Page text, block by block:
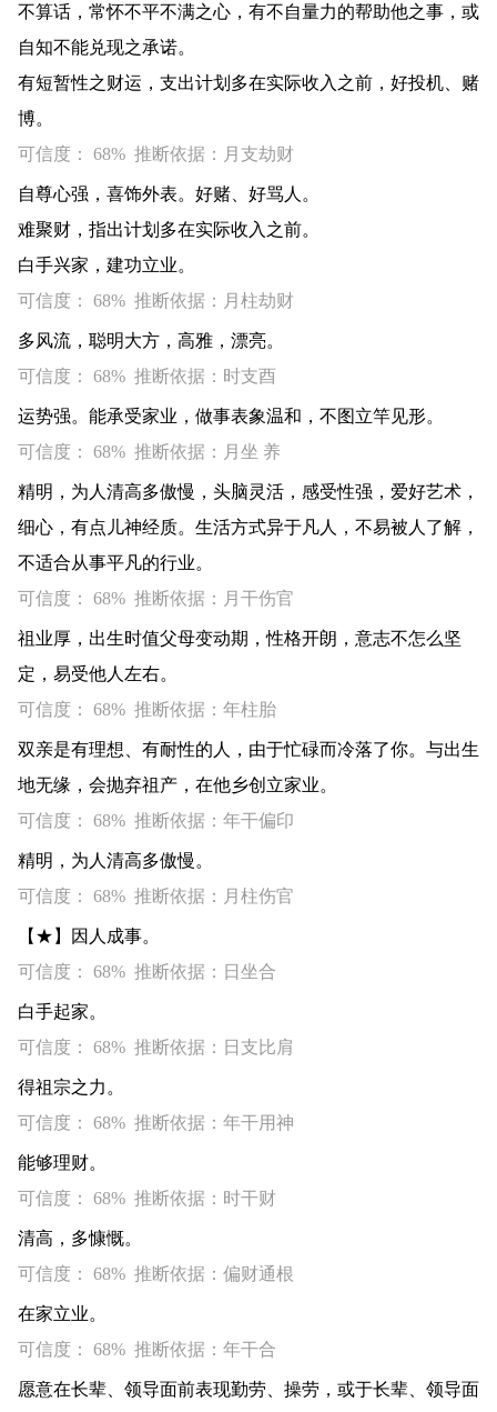
不算话，常怀不平不满之心，有不自量力的帮助他之事，或
自知不能兑现之承诺。
有短暂性之财运，支出计划多在实际收入之前，好投机、赌
博。
可信度： 68% 推断依据：月支劫财
自尊心强，喜饰外表。好赌、好骂人。
难聚财，指出计划多在实际收入之前。
白手兴家，建功立业。
可信度： 68% 推断依据：月柱劫财
多风流，聪明大方，高雅，漂亮。
可信度： 68% 推断依据：时支酉
运势强。能承受家业，做事表象温和，不图立竿见形。
可信度： 68% 推断依据：月坐 养
精明，为人清高多傲慢，头脑灵活，感受性强，爱好艺术，
细心，有点儿神经质。生活方式异于凡人，不易被人了解，
不适合从事平凡的行业。
可信度： 68% 推断依据：月干伤官
祖业厚，出生时值父母变动期，性格开朗，意志不怎么坚
定，易受他人左右。
可信度： 68% 推断依据：年柱胎
双亲是有理想、有耐性的人，由于忙碌而冷落了你。与出生
地无缘，会抛弃祖产，在他乡创立家业。
可信度： 68% 推断依据：年干偏印
精明，为人清高多傲慢。
可信度： 68% 推断依据：月柱伤官
【★】因人成事。
可信度： 68% 推断依据：日坐合
白手起家。
可信度： 68% 推断依据：日支比肩
得祖宗之力。
可信度： 68% 推断依据：年干用神
能够理财。
可信度： 68% 推断依据：时干财
清高，多慷慨。
可信度： 68% 推断依据：偏财通根
在家立业。
可信度： 68% 推断依据：年干合
愿意在长辈、领导面前表现勤劳、操劳，或于长辈、领导面